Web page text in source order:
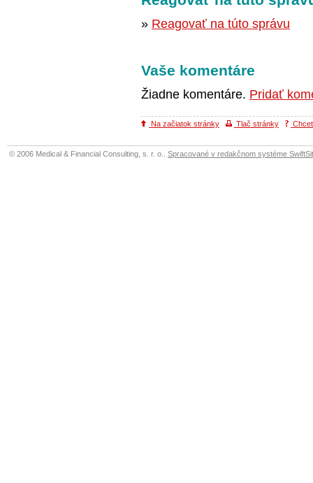
» Reagovať na túto správu
Vaše komentáre
Žiadne komentáre. Pridať
Na začiatok stránky Tlač stránky
© 2006 Medical & Financial Consulting, s. r. o.. Spracované v redakčnom systéme